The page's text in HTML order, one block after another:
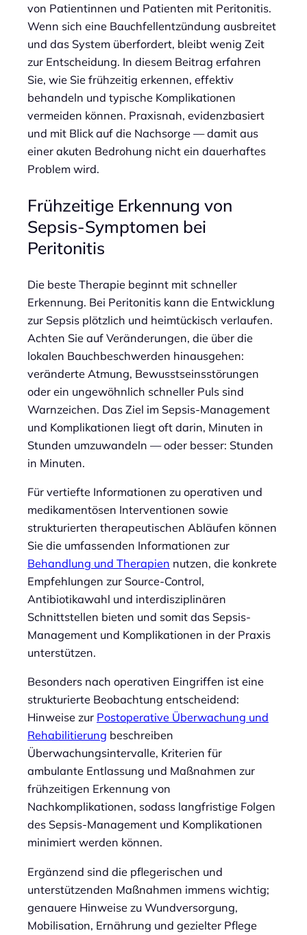
von Patientinnen und Patienten mit Peritonitis.
Wenn sich eine Bauchfellentzündung ausbreitet
und das System überfordert, bleibt wenig Zeit
zur Entscheidung. In diesem Beitrag erfahren
Sie, wie Sie frühzeitig erkennen, effektiv
behandeln und typische Komplikationen
vermeiden können. Praxisnah, evidenzbasiert
und mit Blick auf die Nachsorge — damit aus
einer akuten Bedrohung nicht ein dauerhaftes
Problem wird.
Frühzeitige Erkennung von
Sepsis-Symptomen bei
Peritonitis
Die beste Therapie beginnt mit schneller
Erkennung. Bei Peritonitis kann die Entwicklung
zur Sepsis plötzlich und heimtückisch verlaufen.
Achten Sie auf Veränderungen, die über die
lokalen Bauchbeschwerden hinausgehen:
veränderte Atmung, Bewusstseinsstörungen
oder ein ungewöhnlich schneller Puls sind
Warnzeichen. Das Ziel im Sepsis-Management
und Komplikationen liegt oft darin, Minuten in
Stunden umzuwandeln — oder besser: Stunden
in Minuten.
Für vertiefte Informationen zu operativen und
medikamentösen Interventionen sowie
strukturierten therapeutischen Abläufen können
Sie die umfassenden Informationen zur
Behandlung und Therapien nutzen, die konkrete
Empfehlungen zur Source-Control,
Antibiotikawahl und interdisziplinären
Schnittstellen bieten und somit das Sepsis-
Management und Komplikationen in der Praxis
unterstützen.
Besonders nach operativen Eingriffen ist eine
strukturierte Beobachtung entscheidend:
Hinweise zur Postoperative Überwachung und
Rehabilitierung beschreiben
Überwachungsintervalle, Kriterien für
ambulante Entlassung und Maßnahmen zur
frühzeitigen Erkennung von
Nachkomplikationen, sodass langfristige Folgen
des Sepsis-Management und Komplikationen
minimiert werden können.
Ergänzend sind die pflegerischen und
unterstützenden Maßnahmen immens wichtig;
genauere Hinweise zu Wundversorgung,
Mobilisation, Ernährung und gezielter Pflege